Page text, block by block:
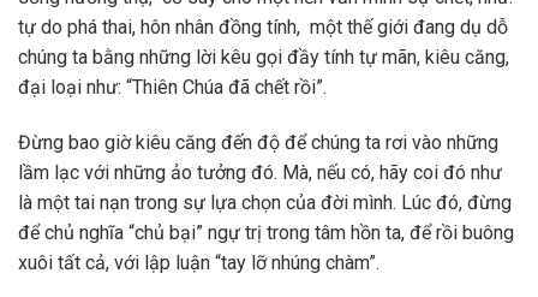
tự do phá thai, hôn nhân đồng tính, một thế giới đang dụ dỗ
chúng ta bằng những lời kêu gọi đầy tính tự mãn, kiêu căng,
đại loại như: “Thiên Chúa đã chết rồi”.
Đừng bao giờ kiêu căng đến độ để chúng ta rơi vào những
lầm lạc với những ảo tưởng đó. Mà, nếu có, hãy coi đó như
là một tai nạn trong sự lựa chọn của đời mình. Lúc đó, đừng
để chủ nghĩa “chủ bại” ngự trị trong tâm hồn ta, để rồi buông
xuôi tất cả, với lập luận “tay lỡ nhúng chàm”.